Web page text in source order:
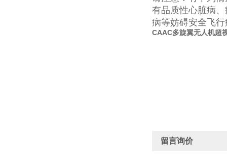
有品质性心脏病
病等妨碍安全飞
CAAC多旋翼无人机超
留言询价